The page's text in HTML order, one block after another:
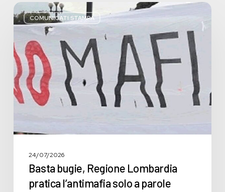
COMUNICATI STAMPA
Basta
bugie,
Regione
Lombardia
pratica
l’antimafia
solo
a
parole
24/07/2026
Basta bugie, Regione Lombardia
pratica l’antimafia solo a parole